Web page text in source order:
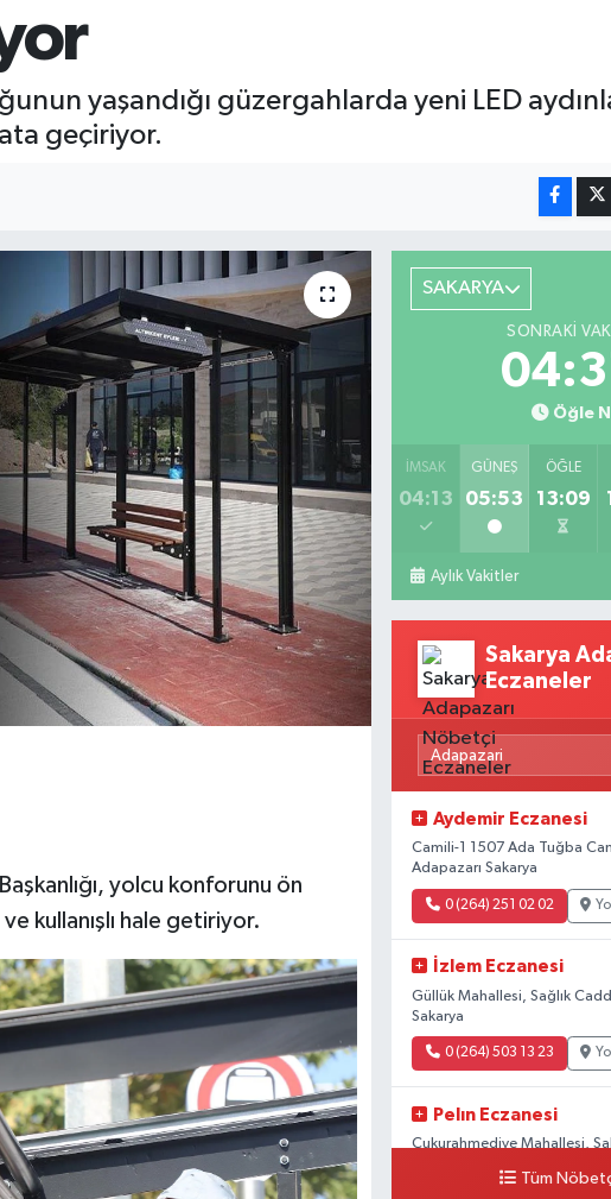
yaşandığı güzergahlarda yeni LED
geçiriyor.
yolcu konforunu ön
kullanışlı hale getiriyor.
SAKARYA
SONRAKI
Öğle
İMSAK
04:13
GÜNEŞ
05:53
ÖĞLE
13:09
Aylık Vakitler
Sakarya
Eczaneler
Aydemir Eczanesi
Camili-1 1507 Ada Tuğba
Adapazarı Sakarya
0 (264) 251 02 02
İzlem Eczanesi
Güllük Mahallesi, Sağlık
Sakarya
0 (264) 503 13 23
Pelın Eczanesi
Çukurahmediye Mahallesi,
Tüm